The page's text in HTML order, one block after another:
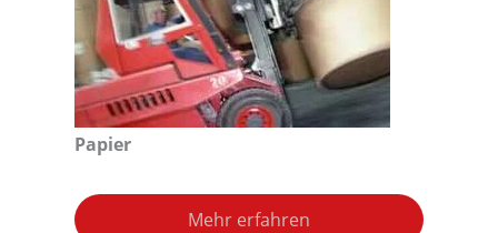
Papier
Mehr erfahren